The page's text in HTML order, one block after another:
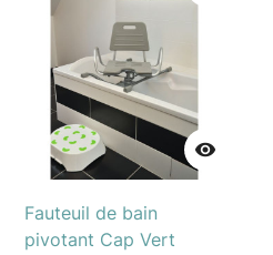

Fauteuil de bain
pivotant Cap Vert